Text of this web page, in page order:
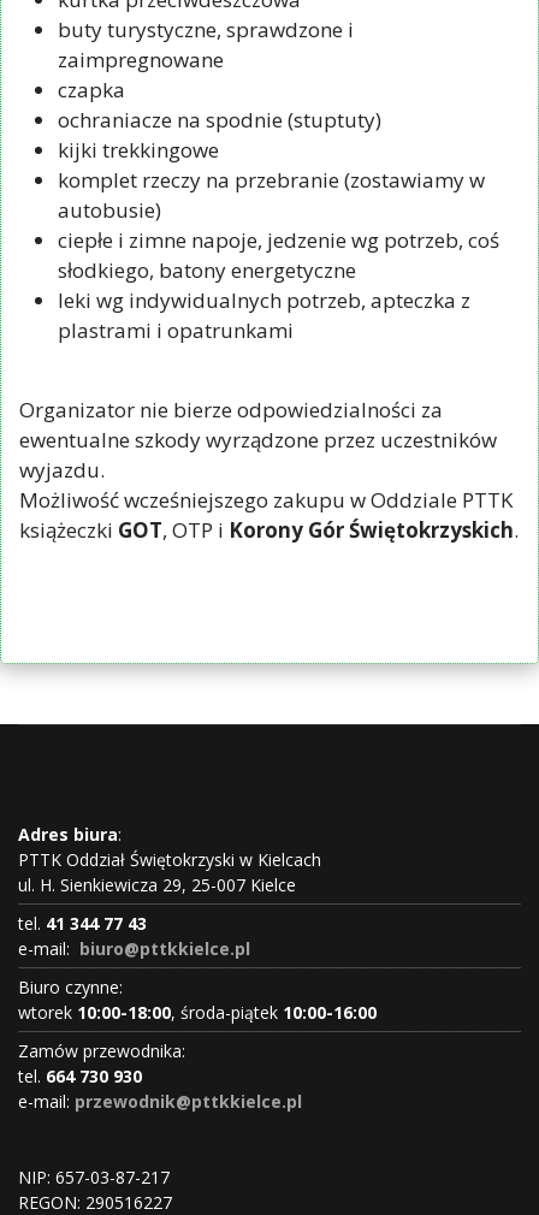
buty turystyczne, sprawdzone i
zaimpregnowane
czapka
ochraniacze na spodnie (stuptuty)
kijki trekkingowe
komplet rzeczy na przebranie (zostawiamy w
autobusie)
ciepłe i zimne napoje, jedzenie wg potrzeb, coś
słodkiego, batony energetyczne
leki wg indywidualnych potrzeb, apteczka z
plastrami i opatrunkami
Organizator nie bierze odpowiedzialności za
ewentualne szkody wyrządzone przez uczestników
wyjazdu.
Możliwość wcześniejszego zakupu w Oddziale PTTK
książeczki GOT, OTP i Korony Gór Świętokrzyskich.
Adres biura:
PTTK Oddział Świętokrzyski w Kielcach
ul. H. Sienkiewicza 29, 25-007 Kielce
tel. 41 344 77 43
e-mail: biuro@pttkkielce.pl
Biuro czynne:
wtorek 10:00-18:00, środa-piątek 10:00-16:00
Zamów przewodnika:
tel. 664 730 930
e-mail: przewodnik@pttkkielce.pl
NIP: 657-03-87-217
REGON: 290516227